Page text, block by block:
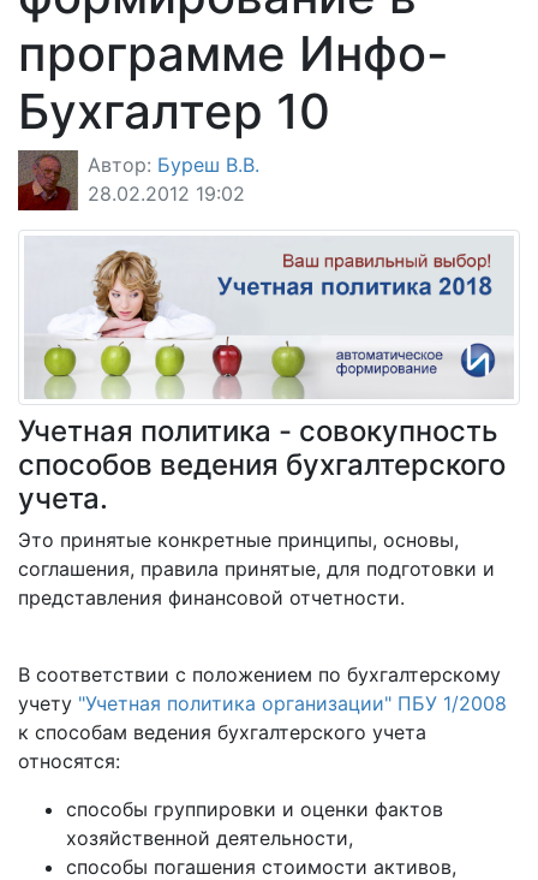
программе Инфо-
Бухгалтер 10
Автор: Буреш В.В.
28.02.2012 19:02
Учетная политика - совокупность
способов ведения бухгалтерского
учета.
Это принятые конкретные принципы, основы,
соглашения, правила принятые, для подготовки и
представления финансовой отчетности.
В соответствии с положением по бухгалтерскому
учету "Учетная политика организации" ПБУ 1/2008
к способам ведения бухгалтерского учета
относятся:
способы группировки и оценки фактов
хозяйственной деятельности,
способы погашения стоимости активов,